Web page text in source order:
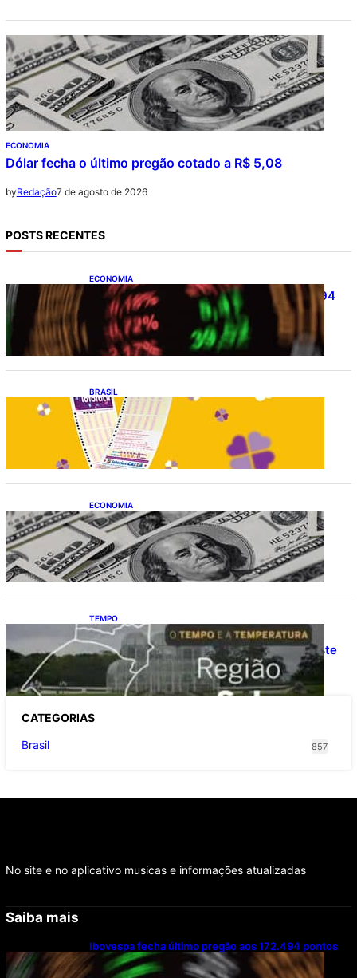
ECONOMIA
Dólar fecha o último pregão cotado a R$ 5,08
byRedação7 de agosto de 2026
POSTS RECENTES
ECONOMIA
Ibovespa fecha último pregão aos 172.494
pontos
BRASIL
Resultado da lotofácil 3756: sorteio de
sexta-feira (07/08/2026)
ECONOMIA
Dólar fecha o último pregão cotado a R$
5,08
TEMPO
O TEMPO E A TEMPERATURA: Confira a
previsão do tempo para a Região Sul neste
sábado (8)
CATEGORIAS
Brasil
857
No site e no aplicativo musicas e informações atualizadas
Saiba mais
Ibovespa fecha último pregão aos 172.494 pontos